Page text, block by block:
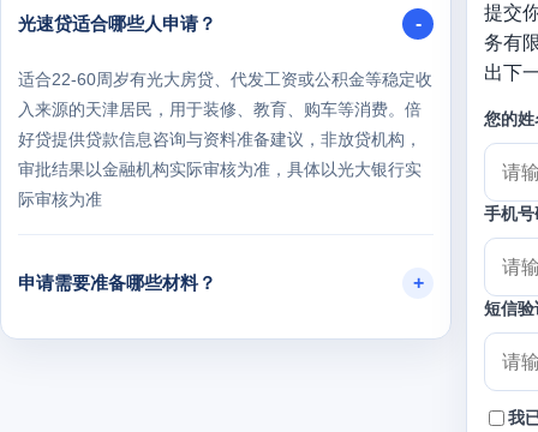
光速贷适合哪些人申请？
适合22-60周岁有光大房贷、代发工资或公积金等稳定收
入来源的天津居民，用于装修、教育、购车等消费。倍
好贷提供贷款信息咨询与资料准备建议，非放贷机构，
审批结果以金融机构实际审核为准，具体以光大银行实
际审核为准
申请需要准备哪些材料？
提交
务有
出下
您的姓
手机号
短信
我